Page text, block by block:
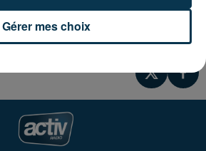
XV Officiel
Gérer mes choix